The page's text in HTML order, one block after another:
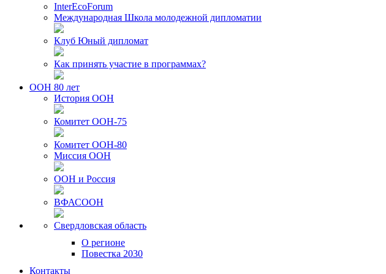
InterEcoForum
Международная Школа молодежной дипломатии
Клуб Юный дипломат
Как принять участие в программах?
ООН 80 лет
История ООН
Комитет ООН-75
Комитет ООН-80
Миссия ООН
ООН и Россия
ВФАСООН
Свердловская область
О регионе
Повестка 2030
Контакты